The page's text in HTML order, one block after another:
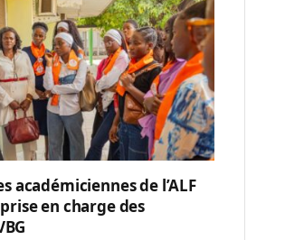
académiciennes de l’ALF
en charge des